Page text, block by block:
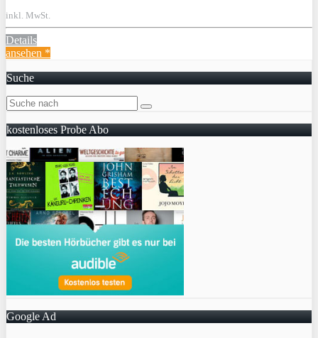
inkl. MwSt.
Details
ansehen *
Suche
kostenloses Probe Abo
Google Ad